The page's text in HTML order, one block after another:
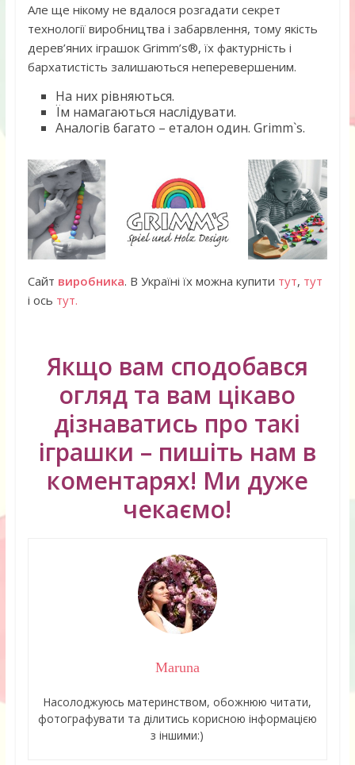
Але ще нікому не вдалося розгадати секрет
технології виробництва і забарвлення, тому якість
дерев’яних іграшок Grimm’s®, їх фактурність і
бархатистість залишаються неперевершеним.
На них рівняються.
Їм намагаються наслідувати.
Аналогів багато – еталон один. Grimm`s.
Сайт виробника. В Україні їх можна купити тут, тут
і ось тут.
Якщо вам сподобався
огляд та вам цікаво
дізнаватись про такі
іграшки – пишіть нам в
коментарях! Ми дуже
чекаємо!
Maruna
Насолоджуюсь материнством, обожнюю читати,
фотографувати та ділитись корисною інформацією
з іншими:)